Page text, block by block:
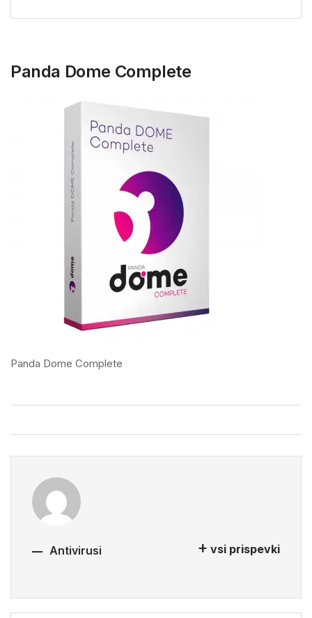
Panda Dome Complete
Panda Dome Complete
Antivirusi vsi prispevki